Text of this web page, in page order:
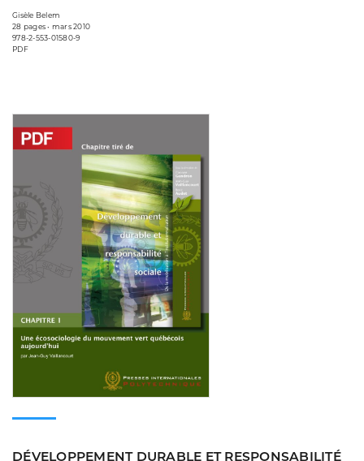
Gisèle Belem
28 pages • mars 2010
978-2-553-01580-9
PDF
DÉVELOPPEMENT DURABLE ET RESPONSABILITÉ